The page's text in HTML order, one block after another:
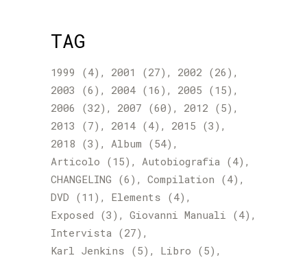
TAG
1999 (4) 2001 (27) 2002 (26)
2003 (6) 2004 (16) 2005 (15)
2006 (32) 2007 (60) 2012 (5)
2013 (7) 2014 (4) 2015 (3)
2018 (3) Album (54)
Articolo (15) Autobiografia (4)
CHANGELING (6) Compilation (4)
DVD (11) Elements (4)
Exposed (3) Giovanni Manuali
(4)
Intervista (27)
Karl Jenkins (5) Libro (5)